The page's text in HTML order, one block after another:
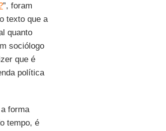
”, foram
texto que a
quanto
sociólogo
que é
política
forma
tempo, é